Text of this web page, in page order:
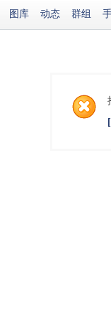
图库 动态 群组